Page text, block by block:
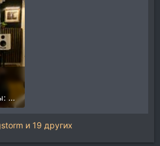
2,6 MB · Просмотры: 281
и 19 других